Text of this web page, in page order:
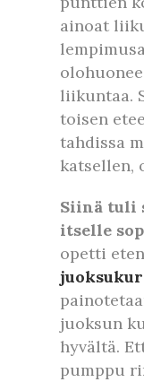
ainoat
liikuntaa.
toisen
tahdissa
katsellen,
Siinä tuli
itselle
opetti
juoksun
hyvältä.
pumppu